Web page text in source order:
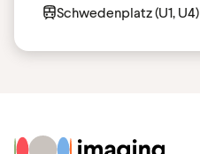
Schwedenplatz (U1, U4)
Zur Startseite